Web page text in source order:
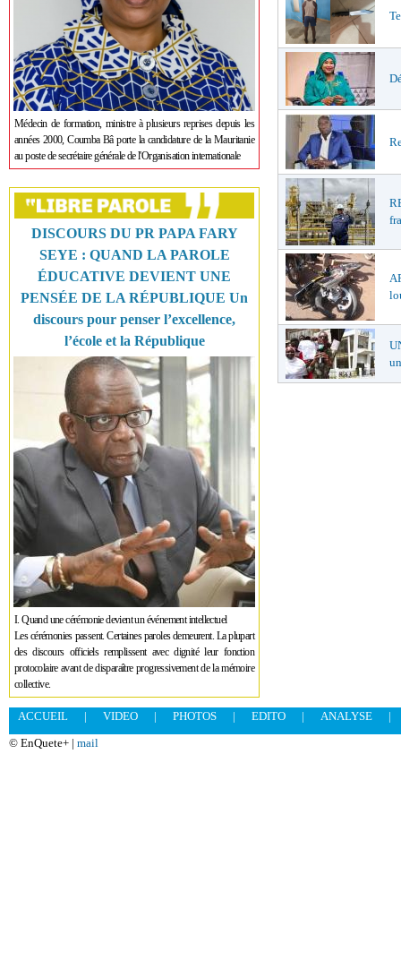
Médecin de formation, ministre à plusieurs reprises depuis les
années 2000, Coumba Bâ porte la candidature de la Mauritanie
au poste de secrétaire générale de l'Organisation internationale
DISCOURS DU PR PAPA FARY
SEYE : QUAND LA PAROLE
ÉDUCATIVE DEVIENT UNE
PENSÉE DE LA RÉPUBLIQUE Un
discours pour penser l’excellence,
l’école et la République
I. Quand une cérémonie devient un événement intellectuel
Les cérémonies passent. Certaines paroles demeurent. La plupart
des discours officiels remplissent avec dignité leur fonction
protocolaire avant de disparaître progressivement de la mémoire
collective.
ACCUEIL | VIDEO | PHOTOS | EDITO | ANALYSE
|
© EnQuete+ | mail